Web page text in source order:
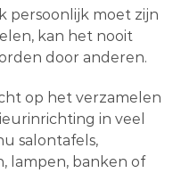
persoonlijk moet zijn
kan het nooit
door anderen.
op het verzamelen
in veel
salontafels,
lampen, banken of